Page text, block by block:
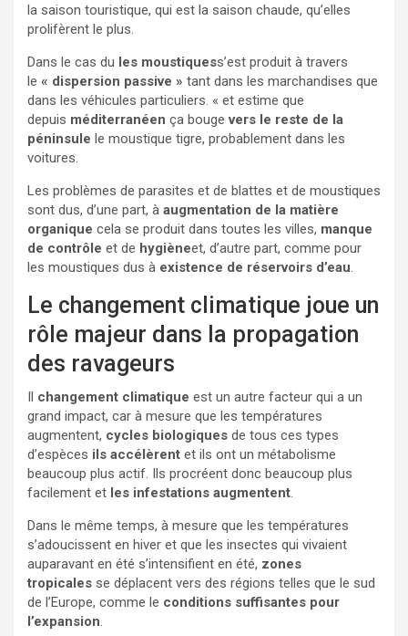
la saison touristique, qui est la saison chaude, qu’elles
prolifèrent le plus.
Dans le cas du les moustiquess’est produit à travers
le « dispersion passive » tant dans les marchandises que
dans les véhicules particuliers. « et estime que
depuis méditerranéen ça bougevers le reste de la
péninsule le moustique tigre, probablement dans les
voitures.
Les problèmes de parasites et de blattes et de moustiques
sont dus, d’une part, à augmentation de la matière
organique cela se produit dans toutes les villes, manque
de contrôle et de hygièneet, d’autre part, comme pour
les moustiques dus à existence de réservoirs d’eau.
Le changement climatique joue un
rôle majeur dans la propagation
des ravageurs
Il changement climatique est un autre facteur qui a un
grand impact, car à mesure que les températures
augmentent, cycles biologiques de tous ces types
d’espèces ils accélèrent et ils ont un métabolisme
beaucoup plus actif. Ils procréent donc beaucoup plus
facilement et les infestations augmentent.
Dans le même temps, à mesure que les températures
s’adoucissent en hiver et que les insectes qui vivaient
auparavant en été s’intensifient en été, zones
tropicales se déplacent vers des régions telles que le sud
de l’Europe, comme le conditions suffisantes pour
l’expansion.